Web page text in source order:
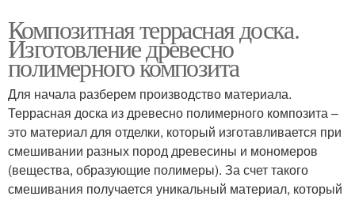
Композитная террасная доска.
Изготовление древесно
полимерного композита
Для начала разберем производство материала.
Террасная доска из древесно полимерного композита –
это материал для отделки, который изготавливается при
смешивании разных пород древесины и мономеров
(вещества, образующие полимеры). За счет такого
смешивания получается уникальный материал, который